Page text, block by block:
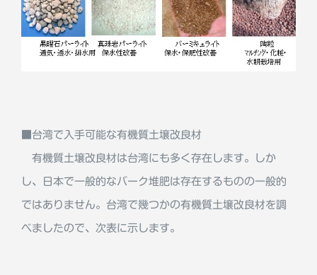
■台湾で入手可能な有機質土壌改良材
有機質土壌改良材は台湾にも多く存在します。しか
し、日本で一般的なバーク堆肥は存在するものの一般的
ではありません。台湾で幾つかの有機質土壌改良材を調
べましたので、次表に示します。